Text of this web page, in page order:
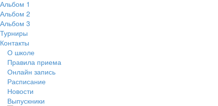
Альбом 1
Альбом 2
Альбом 3
Турниры
Контакты
О школе
Правила приема
Онлайн запись
Расписание
Новости
Выпускники